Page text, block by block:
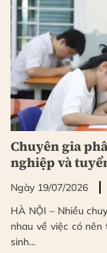
Chuyên gia
nghiệp và
Ngày 19/07/2026
HÀ NỘI – Nhiều
nhau về việc có
sinh…